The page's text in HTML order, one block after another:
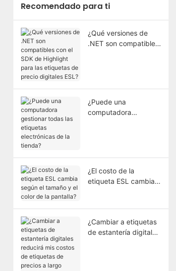
Recomendado para ti
¿Qué versiones de
.NET son compatibles
¿Puede una
computadora
¿El costo de la
etiqueta ESL cambia
¿Cambiar a etiquetas
de estantería digitales